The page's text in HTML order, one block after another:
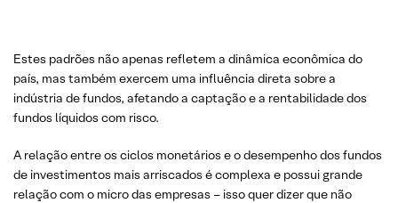
Estes padrões não apenas refletem a dinâmica econômica do
país, mas também exercem uma influência direta sobre a
indústria de fundos, afetando a captação e a rentabilidade dos
fundos líquidos com risco.
A relação entre os ciclos monetários e o desempenho dos fundos
de investimentos mais arriscados é complexa e possui grande
relação com o micro das empresas – isso quer dizer que não